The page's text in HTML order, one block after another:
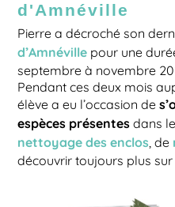
d'Amnéville
Pierre a décroché son
d’Amnéville pour une
septembre à novembre
Pendant ces deux mois
élève a eu l’occasion de
espèces présentesdans
nettoyage des enclos , de
découvrir toujours plus sur